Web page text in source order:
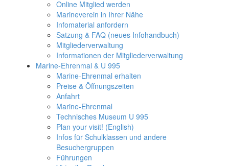
Online Mitglied werden
Marineverein in Ihrer Nähe
Infomaterial anfordern
Satzung & FAQ (neues Infohandbuch)
Mitgliederverwaltung
Informationen der Mitgliederverwaltung
Marine-Ehrenmal & U 995
Marine-Ehrenmal erhalten
Preise & Öffnungszeiten
Anfahrt
Marine-Ehrenmal
Technisches Museum U 995
Plan your visit! (English)
Infos für Schulklassen und andere
Besuchergruppen
Führungen